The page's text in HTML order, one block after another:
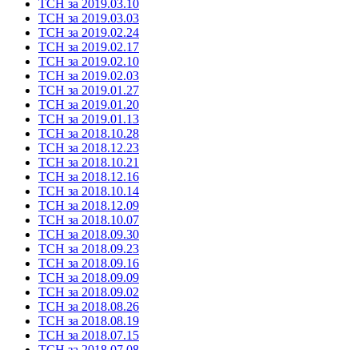
ТСН за 2019.03.10
ТСН за 2019.03.03
ТСН за 2019.02.24
ТСН за 2019.02.17
ТСН за 2019.02.10
ТСН за 2019.02.03
ТСН за 2019.01.27
ТСН за 2019.01.20
ТСН за 2019.01.13
ТСН за 2018.10.28
ТСН за 2018.12.23
ТСН за 2018.10.21
ТСН за 2018.12.16
ТСН за 2018.10.14
ТСН за 2018.12.09
ТСН за 2018.10.07
ТСН за 2018.09.30
ТСН за 2018.09.23
ТСН за 2018.09.16
ТСН за 2018.09.09
ТСН за 2018.09.02
ТСН за 2018.08.26
ТСН за 2018.08.19
ТСН за 2018.07.15